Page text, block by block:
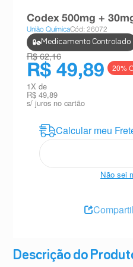
Descrição do
Codex 500mg +
União QuímicaCód: 26072
Medicamento Controlado
R$ 62,16
R$ 49,89 20%
1X de
R$ 49,89
s/ juros no cartão
Não sei
teste gravidez
absorvente
10ºshampoo